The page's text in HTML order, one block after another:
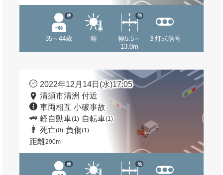
35～44歳
他
晴
幅5.5～
13.0m
他
３灯式信号
2022年12月14日(水)17:05
清須市清洲 付近
車両相互 小破事故
軽自動車(1) 自転車(1)
死亡(0) 負傷(1)
距離290m
他 他